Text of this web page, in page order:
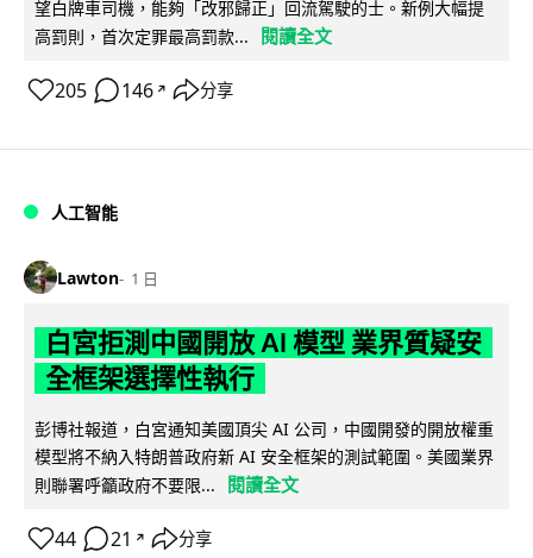
望白牌車司機，能夠「改邪歸正」回流駕駛的士。新例大幅提
高罰則，首次定罪最高罰款...
閱讀全文
205 146 ↗ 分享
人工智能
Lawton 1 日
白宮拒測中國開放 AI 模型 業界質疑安
全框架選擇性執行
彭博社報道，白宮通知美國頂尖 AI 公司，中國開發的開放權重
模型將不納入特朗普政府新 AI 安全框架的測試範圍。美國業界
則聯署呼籲政府不要限...
閱讀全文
44 21 ↗ 分享